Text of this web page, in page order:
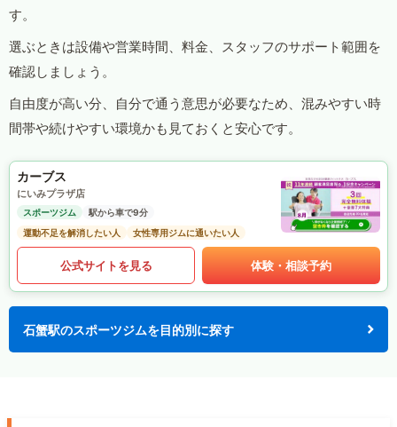
す。
選ぶときは設備や営業時間、料金、スタッフのサポート範囲を
確認しましょう。
自由度が高い分、自分で通う意思が必要なため、混みやすい時
間帯や続けやすい環境かも見ておくと安心です。
カーブス
にいみプラザ店
スポーツジム
駅から車で9分
運動不足を解消したい人
女性専用ジムに通いたい人
公式サイトを見る 体験・相談予約
石蟹駅のスポーツジムを目的別に探す